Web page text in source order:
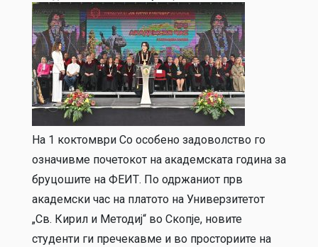
На 1 коктомври Со особено задоволство го
означивме почетокот на академската година за
бруцошите на ФЕИТ. По одржаниот прв
академски час на платото на Универзитетот
„Св. Кирил и Методиј“ во Скопје, новите
студенти ги пречекавме и во просториите на